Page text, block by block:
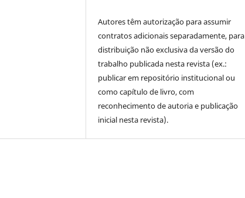
Autores têm autorização para assumir
contratos adicionais separadamente, para
distribuição não exclusiva da versão do
trabalho publicada nesta revista (ex.:
publicar em repositório institucional ou
como capítulo de livro, com
reconhecimento de autoria e publicação
inicial nesta revista).